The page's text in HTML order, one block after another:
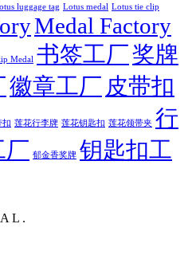
luggage tag Lotus medal Lotus tie clip
Medal Factory
Medal 书签工厂奖牌
徽章工厂 皮带扣
扣 莲花行李牌 莲花钥匙扣 莲花领带夹 行
厂 郁金香奖牌 钥匙扣工
L .